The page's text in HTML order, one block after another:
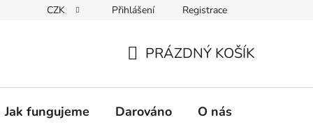
CZK Přihlášení Registrace
KOŠÍK
PRÁZDNÝ KOŠÍK
Jak fungujeme Darováno O nás